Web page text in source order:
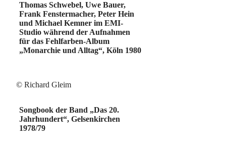
Thomas Schwebel, Uwe Bauer,
Frank Fenstermacher, Peter Hein
und Michael Kemner im EMI-
Studio während der Aufnahmen
für das Fehlfarben-Album
„Monarchie und Alltag“, Köln 1980
© Richard Gleim
Songbook der Band „Das 20.
Jahrhundert“, Gelsenkirchen
1978/79